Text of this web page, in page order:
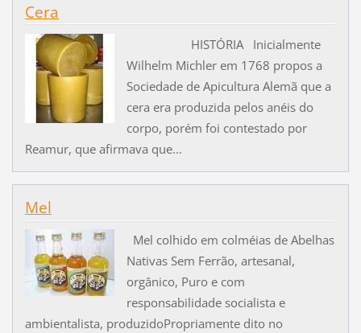
Cera
HISTÓRIA Inicialmente
Wilhelm Michler em 1768 propos a
Sociedade de Apicultura Alemã que a
cera era produzida pelos anéis do
corpo, porém foi contestado por
Reamur, que afirmava que...
Mel
Mel colhido em colméias de Abelhas
Nativas Sem Ferrão, artesanal,
orgânico, Puro e com
responsabilidade socialista e
ambientalista, produzidoPropriamente dito no